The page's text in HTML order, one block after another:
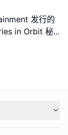
发行的
in Orbit 秘...